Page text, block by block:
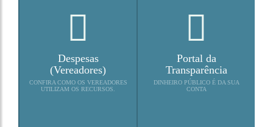
Despesas
(Vereadores)
CONFIRA COMO OS VEREADORES
UTILIZAM OS RECURSOS.
Portal da
Transparência
DINHEIRO PÚBLICO É DA SUA
CONTA